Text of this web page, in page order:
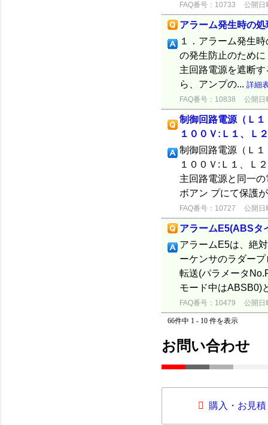
FAQ番号：10733 公開日
アラーム発生時の
１．アラーム発生
の発生防止のため
主回路電源を遮断
ら、アンプの... 詳細
FAQ番号：10838 公開日
制御回路電源（Ｌ
１００Ｖ:Ｌ１、Ｌ
制御回路電源（Ｌ
１００Ｖ:Ｌ１、Ｌ
主回路電源と同一
ボアン プにて保護
FAQ番号：10727 公開日
アラームE5(ABSタ
アラームE5は、絶
ーケンサのラダー
転送(パラメータ
モード中はABSB0)
FAQ番号：10479 公開日
66件中 1 - 10 件を表示
お問い合わせ
購入・お見